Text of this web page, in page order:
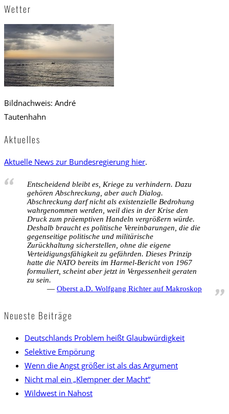
Wetter
Bildnachweis: André
Tautenhahn
Aktuelles
Aktuelle News zur Bundesregierung hier.
Entscheidend bleibt es, Kriege zu verhindern. Dazu
gehören Abschreckung, aber auch Dialog.
Abschreckung darf nicht als existenzielle Bedrohung
wahrgenommen werden, weil dies in der Krise den
Druck zum präemptiven Handeln vergrößern würde.
Deshalb braucht es politische Vereinbarungen, die die
gegenseitige politische und militärische
Zurückhaltung sicherstellen, ohne die eigene
Verteidigungsfähigkeit zu gefährden. Dieses Prinzip
hatte die NATO bereits im Harmel-Bericht von 1967
formuliert, scheint aber jetzt in Vergessenheit geraten
zu sein.
Oberst a.D. Wolfgang Richter auf Makroskop
Neueste Beiträge
Deutschlands Problem heißt Glaubwürdigkeit
Selektive Empörung
Wenn die Angst größer ist als das Argument
Nicht mal ein „Klempner der Macht“
Wildwest in Nahost